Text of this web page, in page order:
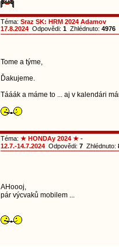
Téma: Sraz SK: HRM 2024 Adamov
17.8.2024 Odpovědi: 1 Zhlédnuto: 4976
Tome a týme,
Ďakujeme.
Tááák a máme to ... aj v kalendári
Téma: ★ HONDAy 2024 ★ -
12.7.-14.7.2024 Odpovědi: 7 Zhlédnuto:
AHoooj,
pár výcvaků mobilem ...